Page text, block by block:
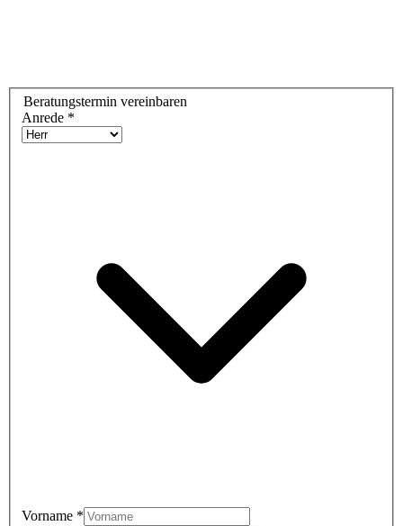
Beratungstermin vereinbaren
Anrede *
Vorname *